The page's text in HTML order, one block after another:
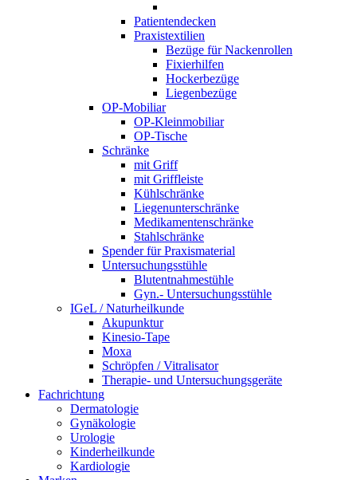
Patientendecken
Praxistextilien
Bezüge für Nackenrollen
Fixierhilfen
Hockerbezüge
Liegenbezüge
OP-Mobiliar
OP-Kleinmobiliar
OP-Tische
Schränke
mit Griff
mit Griffleiste
Kühlschränke
Liegenunterschränke
Medikamentenschränke
Stahlschränke
Spender für Praxismaterial
Untersuchungsstühle
Blutentnahmestühle
Gyn.- Untersuchungsstühle
IGeL / Naturheilkunde
Akupunktur
Kinesio-Tape
Moxa
Schröpfen / Vitralisator
Therapie- und Untersuchungsgeräte
Fachrichtung
Dermatologie
Gynäkologie
Urologie
Kinderheilkunde
Kardiologie